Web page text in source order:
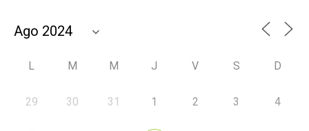
L M M J V S D
29 30 31 1 2 3 4